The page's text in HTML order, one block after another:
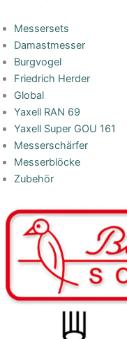
Messersets
Damastmesser
Burgvogel
Friedrich Herder
Global
Yaxell RAN 69
Yaxell Super GOU 161
Messerschärfer
Messerblöcke
Zubehör